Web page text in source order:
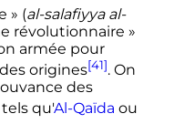
» (al-salafiyya al-
révolutionnaire »
armée pour
origines[41]. On
des
tels qu'Al-Qaïda ou